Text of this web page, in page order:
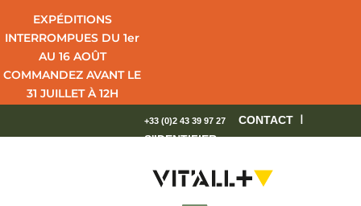
EXPÉDITIONS
INTERROMPUES DU 1er
AU 16 AOÛT
COMMANDEZ AVANT LE
31 JUILLET À 12H
+33 (0)2 43 39 97 27 CONTACT I
S'IDENTIFIER